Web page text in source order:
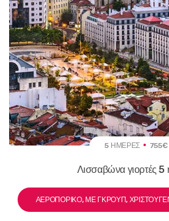
5 ΗΜΈΡΕΣ 755€
Λισσαβώνα γιορτές 5
ΑΕΡΟΠΟΡΙΚΌ, ΜΕ ΓΚΡΟΥΠ,